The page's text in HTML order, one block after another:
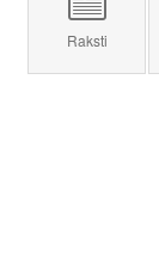
Raksti